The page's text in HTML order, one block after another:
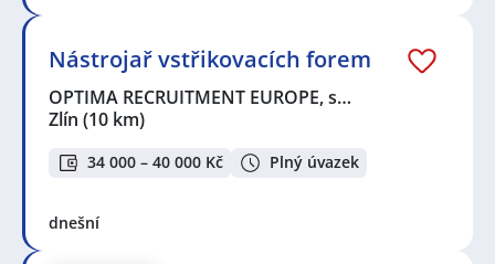
Nástrojař vstřikovacích forem
OPTIMA RECRUITMENT EUROPE, s…
Zlín (10 km)
34 000 – 40 000 Kč Plný úvazek
dnešní